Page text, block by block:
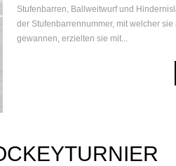
Stufenbarren, Ballweitwurf und
der Stufenbarrennummer, mit welcher sie
gewannen, erzielten sie mit...